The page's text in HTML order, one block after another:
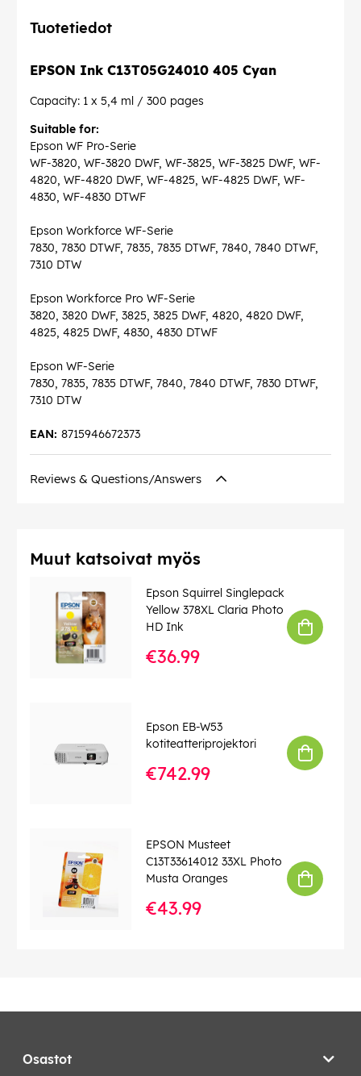
Tuotetiedot
EPSON Ink C13T05G24010 405 Cyan
Capacity: 1 x 5,4 ml / 300 pages
Suitable for:
Epson WF Pro-Serie
WF-3820, WF-3820 DWF, WF-3825, WF-3825 DWF, WF-
4820, WF-4820 DWF, WF-4825, WF-4825 DWF, WF-
4830, WF-4830 DTWF
Epson Workforce WF-Serie
7830, 7830 DTWF, 7835, 7835 DTWF, 7840, 7840 DTWF,
7310 DTW
Epson Workforce Pro WF-Serie
3820, 3820 DWF, 3825, 3825 DWF, 4820, 4820 DWF,
4825, 4825 DWF, 4830, 4830 DTWF
Epson WF-Serie
7830, 7835, 7835 DTWF, 7840, 7840 DTWF, 7830 DTWF,
7310 DTW
8715946672373
EAN:
Reviews & Questions/Answers
Muut katsoivat myös
Epson Squirrel Singlepack
Yellow 378XL Claria Photo
HD Ink
€36.99
Epson EB-W53
kotiteatteriprojektori
€742.99
EPSON Musteet
C13T33614012 33XL Photo
Musta Oranges
€43.99
Osastot